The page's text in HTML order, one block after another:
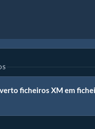
ficheiros XM em